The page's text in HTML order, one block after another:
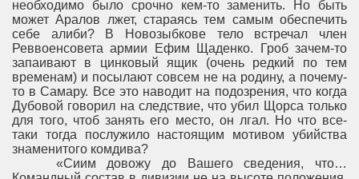
необходимо было срочно кем-то заменить. Но быть
может Аралов лжет, стараясь тем самым обеспечить
себе алиби? В Новозыбкове тело встречал член
Реввоенсовета армии Ефим Щаденко. Гроб зачем-то
запаивают в цинковый ящик (очень редкий по тем
временам) и посылают совсем не на родину, а почему-
то в Самару. Все это наводит на подозрения, что когда
Дубовой говорил на следствие, что убил Щорса только
для того, чтоб занять его место, он лгал. Но что все-
таки тогда послужило настоящим мотивом убийства
знаменитого комдива?
«Сиим довожу до Вашего сведения, что…